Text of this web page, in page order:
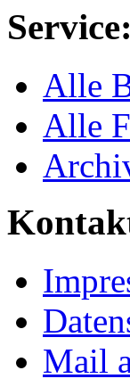
Service:
Alle
Alle
Mail